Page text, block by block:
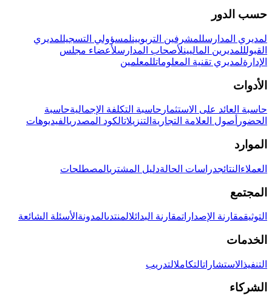
حسب الدور
لمديري المدارسللمشرفين التربويينلمسؤولي التسجيللمديري
القبولللمديرين الماليينلأصحاب المدارسلأعضاء مجلس
الإدارةلمديري تقنية المعلوماتللمعلمين
الأدوات
حاسبة العائد على الاستثمار حاسبة التكلفة الإجماليةحاسبة
الحضور أصول العلامة التجارية التنزيلاتالكود المصدريالفيديوهات
الموارد
العملاء النتائجدراسات الحالةدليل المشتريالمصطلحات
المجتمع
التوثيقمقارنة الإصداراتمقارنة البدائلالمنتدىالمدونة الأسئلة الشائعة
الخدمات
التنفيذ الاستشاراتالتكاملالتدريب
الشركاء